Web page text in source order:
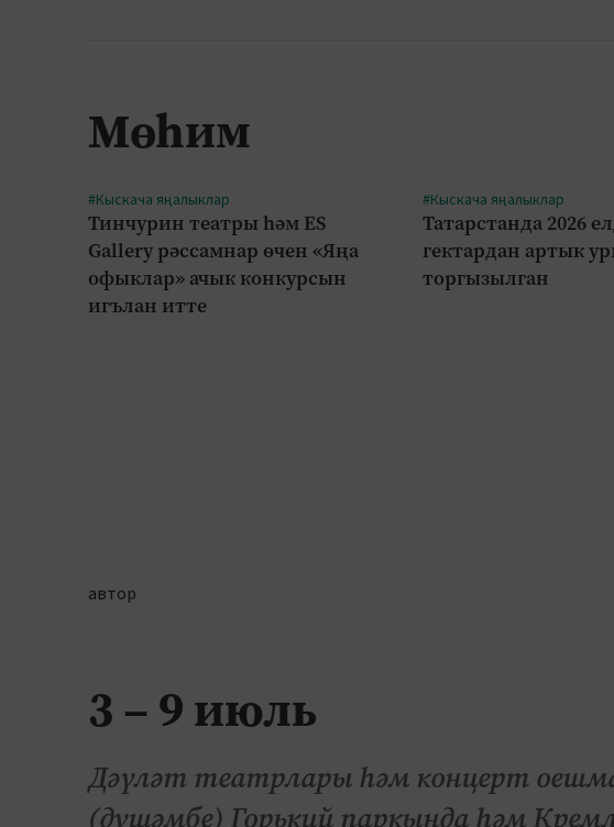
Мөһим
#Кыскача яңалыклар
Тинчурин театры һәм ES
Gallery рәссамнар өчен «Яңа
офыклар» ачык конкурсын
игълан итте
#Кыскача яңалыклар
Татарстанда 2026
гектардан артык
торгызылган
автор
3 – 9 июль
Дәүләт театрлары һәм концерт
(дүшәмбе) Горький паркында һәм